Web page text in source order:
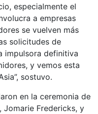
especialmente el
a empresas
se vuelven más
solicitudes de
impulsora definitiva
y vemos esta
sostuvo.
en la ceremonia de
Jomarie Fredericks, y